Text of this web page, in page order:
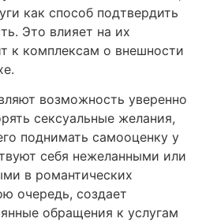
как способ подтвердить
Это влияет на их
к комплексам о внешности
возможность уверенно
сексуальные желания,
поднимать самооценку у
себя нежеланными или
в романтических
очередь, создает
обращения к услугам